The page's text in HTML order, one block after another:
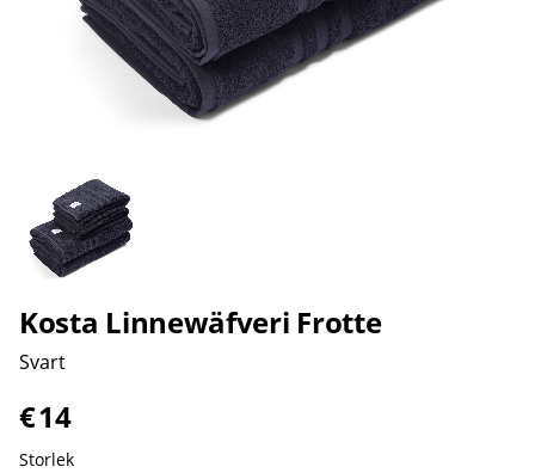
Kosta Linnewäfveri Frotte
Svart
€14
Storlek